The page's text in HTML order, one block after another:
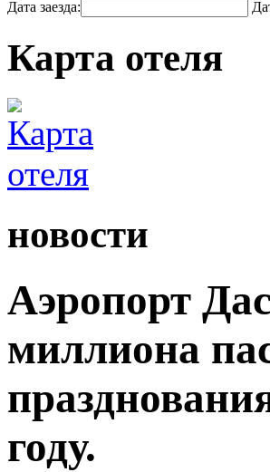
Дата заезда:
Карта отеля
новости
Аэропорт
миллиона
году.